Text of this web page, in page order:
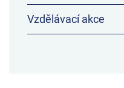
Vzdělávací akce